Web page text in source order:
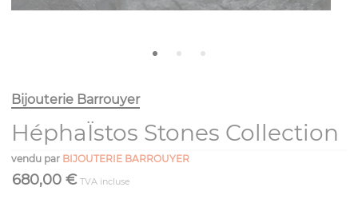
Bijouterie Barrouyer
HéphaÏstos Stones Collection
vendu par BIJOUTERIE BARROUYER
680,00 € TVA incluse